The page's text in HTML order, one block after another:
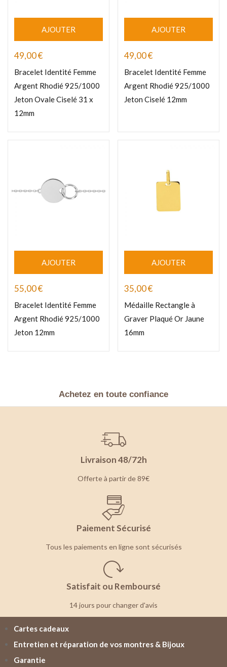
AJOUTER
49,00€
Bracelet Identité Femme
Argent Rhodié 925/1000
Jeton Ovale Ciselé 31 x
12mm
AJOUTER
49,00€
Bracelet Identité Femme
Argent Rhodié 925/1000
Jeton Ciselé 12mm
AJOUTER
55,00€
Bracelet Identité Femme
Argent Rhodié 925/1000
Jeton 12mm
AJOUTER
35,00€
Médaille Rectangle à
Graver Plaqué Or Jaune
16mm
Achetez en toute confiance
Livraison 48/72h
Offerte à partir de 89€
Paiement Sécurisé
Tous les paiements en ligne sont sécurisés
Satisfait ou Remboursé
14 jours pour changer d'avis
Cartes cadeaux
Entretien et réparation de vos montres & Bijoux
Garantie